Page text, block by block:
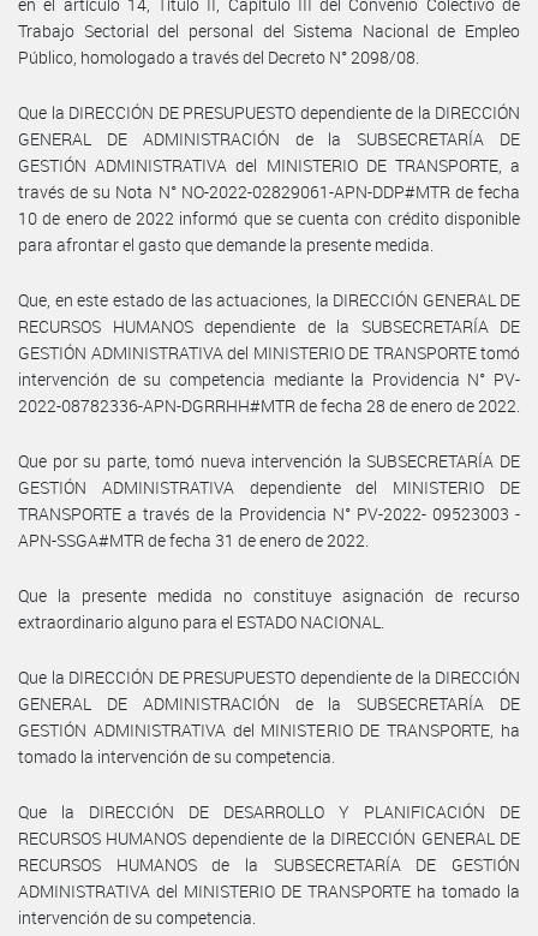
Trabajo Sectorial del personal del Sistema Nacional de Empleo
Público, homologado a través del Decreto N° 2098/08.
Que la DIRECCIÓN DE PRESUPUESTO dependiente de la DIRECCIÓN
GENERAL DE ADMINISTRACIÓN de la SUBSECRETARÍA DE
GESTIÓN ADMINISTRATIVA del MINISTERIO DE TRANSPORTE, a
través de su Nota N° NO-2022-02829061-APN-DDP#MTR de fecha
10 de enero de 2022 informó que se cuenta con crédito disponible
para afrontar el gasto que demande la presente medida.
Que, en este estado de las actuaciones, la DIRECCIÓN GENERAL DE
RECURSOS HUMANOS dependiente de la SUBSECRETARÍA DE
GESTIÓN ADMINISTRATIVA del MINISTERIO DE TRANSPORTE tomó
intervención de su competencia mediante la Providencia N° PV-
2022-08782336-APN-DGRRHH#MTR de fecha 28 de enero de 2022.
Que por su parte, tomó nueva intervención la SUBSECRETARÍA DE
GESTIÓN ADMINISTRATIVA dependiente del MINISTERIO DE
TRANSPORTE a través de la Providencia N° PV-2022- 09523003 -
APN-SSGA#MTR de fecha 31 de enero de 2022.
Que la presente medida no constituye asignación de recurso
extraordinario alguno para el ESTADO NACIONAL.
Que la DIRECCIÓN DE PRESUPUESTO dependiente de la DIRECCIÓN
GENERAL DE ADMINISTRACIÓN de la SUBSECRETARÍA DE
GESTIÓN ADMINISTRATIVA del MINISTERIO DE TRANSPORTE, ha
tomado la intervención de su competencia.
Que la DIRECCIÓN DE DESARROLLO Y PLANIFICACIÓN DE
RECURSOS HUMANOS dependiente de la DIRECCIÓN GENERAL DE
RECURSOS HUMANOS de la SUBSECRETARÍA DE GESTIÓN
ADMINISTRATIVA del MINISTERIO DE TRANSPORTE ha tomado la
intervención de su competencia.